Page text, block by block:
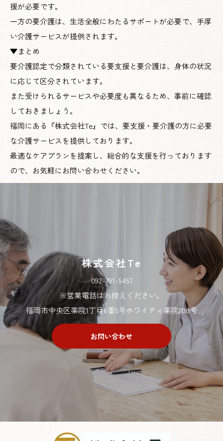
援が必要です。
一方の要介護は、生活全般にわたるサポートが必要で、手厚
い介護サービスが提供されます。
▼まとめ
要介護認定で分類されている要支援と要介護は、身体の状況
に応じて区分されています。
また受けられるサービスや必要度も異なるため、事前に確認
しておきましょう。
福岡にある『株式会社Te』では、要支援・要介護の方に必要
な介護サービスを提供しております。
最適なケアプランを提案し、総合的な支援を行っております
ので、お気軽にお問い合わせください。
株式会社Te
092-791-5457
※営業電話はお控えください。
福岡市中央区薬院1丁目6番5号ホワイティ薬院208号
お問い合わせ